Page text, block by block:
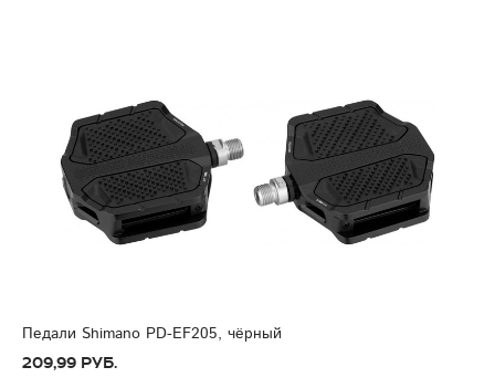
Педали Shimano PD-EF205, чёрный
209,99 руб.